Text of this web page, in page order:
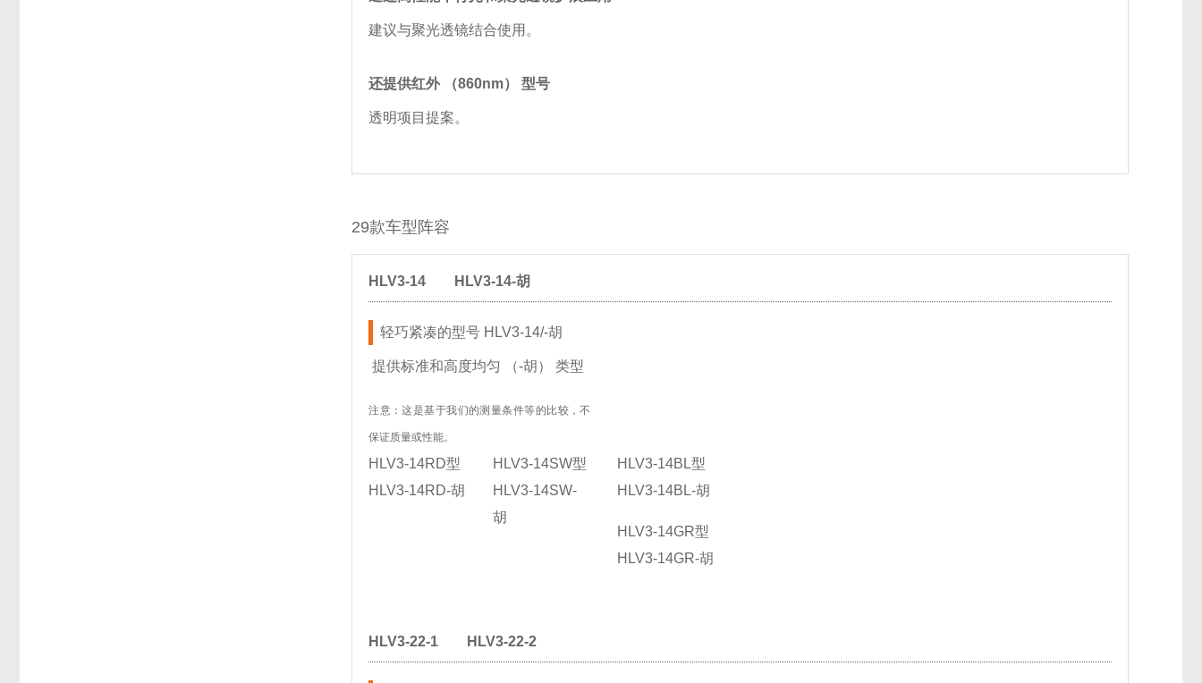
建议与聚光透镜结合使用。
还提供红外 （860nm） 型号
透明项目提案。
29款车型阵容
HLV3-14 HLV3-14-胡
轻巧紧凑的型号 HLV3-14/-胡
提供标准和高度均匀 （-胡） 类型
注意：这是基于我们的测量条件等的比较，不
保证质量或性能。
HLV3-14RD型
HLV3-14RD-胡
HLV3-14SW型
HLV3-14SW-
胡
HLV3-14BL型
HLV3-14BL-胡
HLV3-14GR型
HLV3-14GR-胡
HLV3-22-1 HLV3-22-2